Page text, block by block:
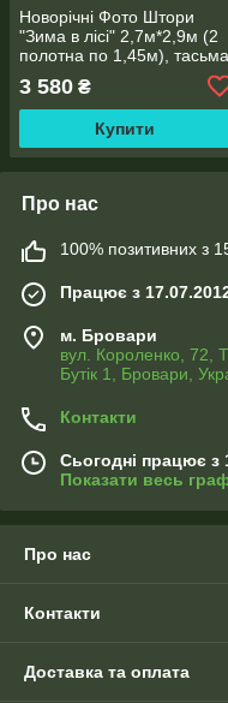
Новорічні Фото Штори
"Зима в лісі" 2,7м*2,9м (2
полотна по 1,45м), тасьма
3 580 ₴
Купити
Про нас
100% позитивних з 15
Працює з
м. Бровари
вул. Короленко, 72,
Бутік 1, Бровари,
Контакти
Сьогодні працює з
Показати весь
Про нас
Контакти
Доставка та оплата